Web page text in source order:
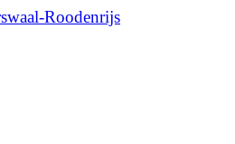
Roodenrijs